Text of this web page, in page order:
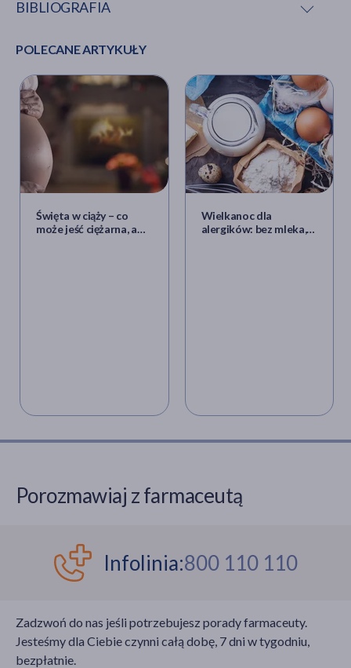
BIBLIOGRAFIA
corn syrup enhances intestinal tumor growth in mice,
„Science”, 2019; 363 (6433): 1345-1349 DOI:
10.1126/science.aat8515.
POLECANE ARTYKUŁY
Święta w ciąży – co
może jeść ciężarna, a
Wielkanoc dla
alergików: bez mleka,
Porozmawiaj z farmaceutą
Infolinia:800 110 110
Zadzwoń do nas jeśli potrzebujesz porady farmaceuty.
Jesteśmy dla Ciebie czynni całą dobę, 7 dni w tygodniu,
bezpłatnie.